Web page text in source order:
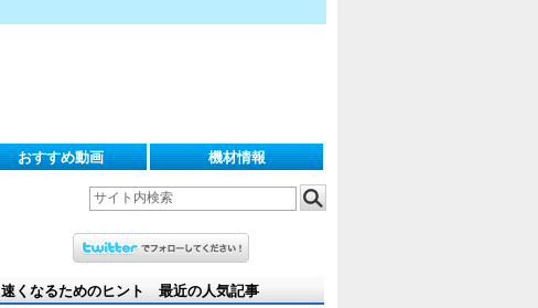
おすすめ動画 機材情報
速くなるためのヒント 最近の人気記事